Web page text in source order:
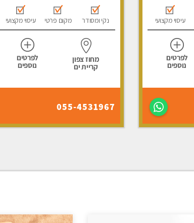
עיסוי מקצועי
לפרטים
נוספים
נקי ומסודר מקום פרטי עיסוי מקצועי
מחוז צפון
קריית ים
לפרטים
נוספים
055-4531967